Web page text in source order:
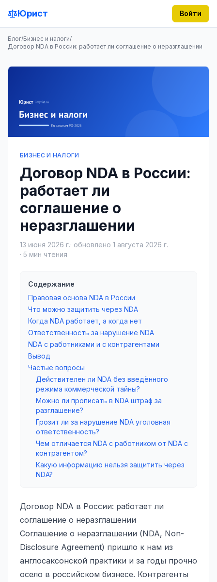
Юрист Войти
Блог/Бизнес и налоги/
Договор NDA в России: работает ли соглашение о неразглашении
БИЗНЕС И НАЛОГИ
Договор NDA в России:
работает ли
соглашение о
неразглашении
13 июня 2026 г.· обновлено 1 августа 2026 г.
· 5 мин чтения
Содержание
Правовая основа NDA в России
Что можно защитить через NDA
Когда NDA работает, а когда нет
Ответственность за нарушение NDA
NDA с работниками и с контрагентами
Вывод
Частые вопросы
Действителен ли NDA без введённого
режима коммерческой тайны?
Можно ли прописать в NDA штраф за
разглашение?
Грозит ли за нарушение NDA уголовная
ответственность?
Чем отличается NDA с работником от NDA с
контрагентом?
Какую информацию нельзя защитить через
NDA?
Договор NDA в России: работает ли
соглашение о неразглашении
Соглашение о неразглашении (NDA, Non-
Disclosure Agreement) пришло к нам из
англосаксонской практики и за годы прочно
осело в российском бизнесе. Контрагенты